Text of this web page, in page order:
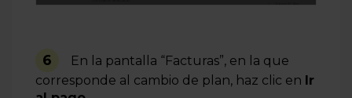
6 En la pantalla “Facturas”, en la que
corresponde al cambio de plan, haz clic en Ir